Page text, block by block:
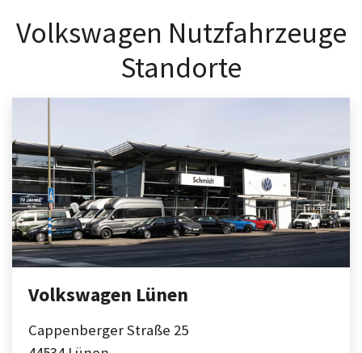
Volkswagen Nutzfahrzeuge
Standorte
Volkswagen Lünen
Cappenberger Straße 25